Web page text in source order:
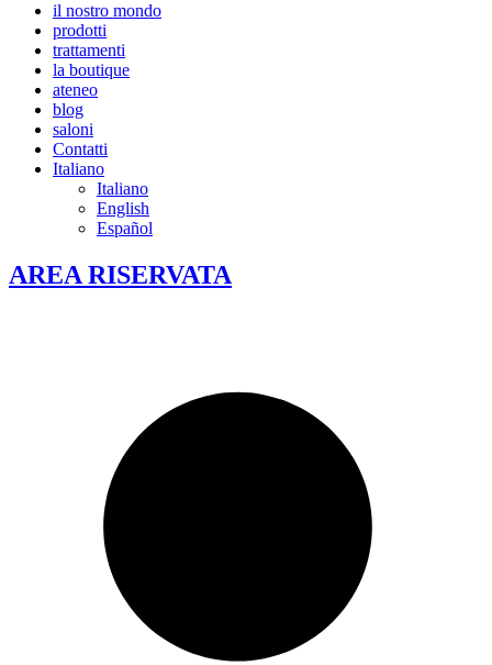
il nostro mondo
prodotti
trattamenti
la boutique
ateneo
blog
saloni
Contatti
Italiano
Italiano
English
Español
AREA RISERVATA